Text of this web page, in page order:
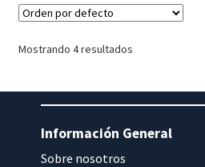
Mostrando 4 resultados
Información General
Sobre nosotros